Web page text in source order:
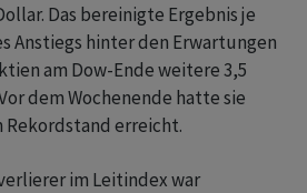
Das bereinigte Ergebnis je
Anstiegs hinter den Erwartungen
am Dow-Ende weitere 3,5
dem Wochenende hatte sie
Rekordstand erreicht.
im Leitindex war